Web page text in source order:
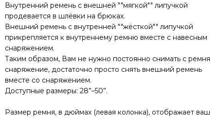
Внутренний ремень с внешней ""мягкой"" липучкой
продевается в шлёвки на брюках.
Внешний ремень с внутренней ""жёсткой"" липучкой
прикрепляется к внутреннему ремню вместе с навесным
снаряжением.
Таким образом, Вам не нужно постоянно снимать с ремня
снаряжение, достаточно просто снять внешний ремень
вместе со снаряжением.
Доступные размеры: 28”–50”.
Размер ремня, в дюймах (левая колонка), отображает ваш